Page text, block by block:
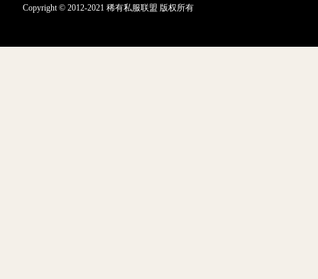
Copyright © 2012-2021 稀有私服联盟 版权所有